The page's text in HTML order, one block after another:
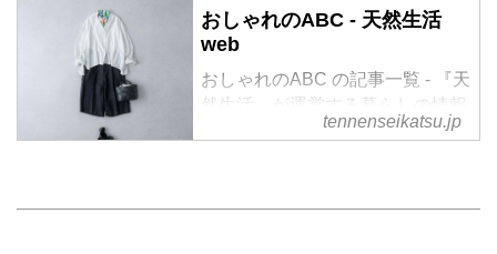
おしゃれのABC - 天然生活
web
おしゃれのABC の記事一覧 - 『天
然生活』が運営する暮らしの情報
サイト。食やファッション、暮ら
tennenseikatsu.jp